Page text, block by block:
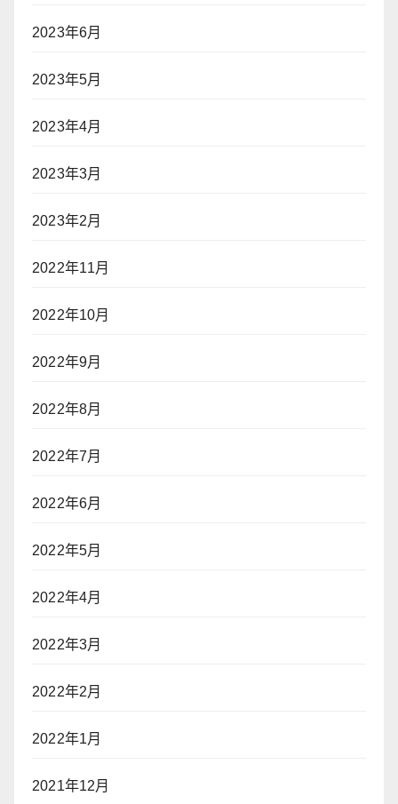
2023年6月
2023年5月
2023年4月
2023年3月
2023年2月
2022年11月
2022年10月
2022年9月
2022年8月
2022年7月
2022年6月
2022年5月
2022年4月
2022年3月
2022年2月
2022年1月
2021年12月